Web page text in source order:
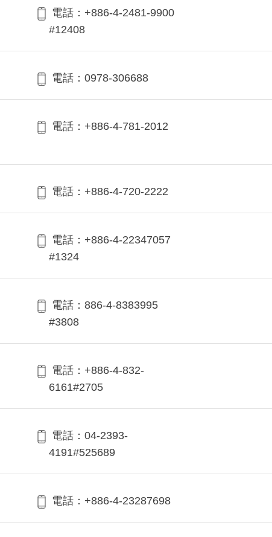
電話：+886-4-2481-9900
#12408
電話：0978-306688
電話：+886-4-781-2012
電話：+886-4-720-2222
電話：+886-4-22347057
#1324
電話：886-4-8383995
#3808
電話：+886-4-832-
6161#2705
電話：04-2393-
4191#525689
電話：+886-4-23287698